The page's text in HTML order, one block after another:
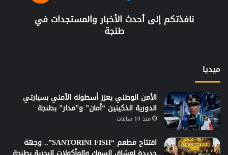
نافذتكم إلى أحدث الأخبار والمستجدات في
طنجة
ميديا
الأمن الوطني يعزز أسطوله الأمني بسيارتي
الدورية الذكيتين “أمان” و”مدار” بطنجة
منذ 10 ساعات
افتتاح مطعم “SANTORINI FISH”.. وجهة